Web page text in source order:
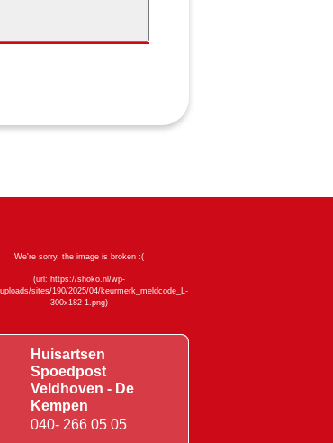
Huisartsen
Spoedpost
Veldhoven - De
Kempen
040- 266 05 05